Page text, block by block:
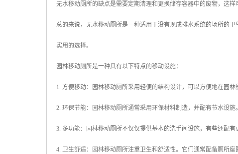
无水移动厕所的缺点是需要定期清理和更换储存容器中的废物，这
总的来说，无水移动厕所是一种适用于没有现成排水系统的场所的
实用的选择。
园林移动厕所是一种具有以下特点的移动设施：
1. 方便移动：园林移动厕所采用轻便的结构设计，可以方便地在园
2. 环保节能：园林移动厕所通常采用环保材料制造，并配有节水设
3. 多功能：园林移动厕所不仅仅提供基本的洗手间设施，有些还配
4. 卫生舒适：园林移动厕所注重卫生和舒适性。它们通常配备厕所